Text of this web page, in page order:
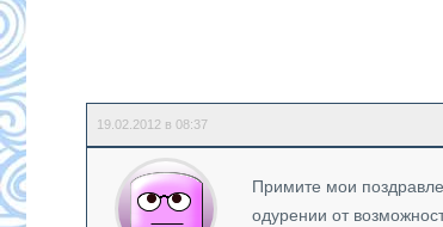
19.02.2012 в 08:37
Примите мои
одурении от